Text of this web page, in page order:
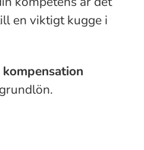
en viktigt kugge i